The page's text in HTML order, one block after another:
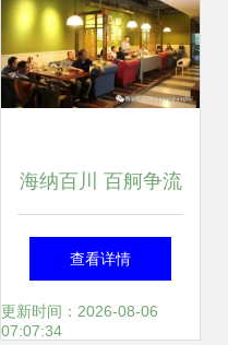
海纳百川 百舸争流
服务分会二季度工
作会议侧记
查看详情
更新时间：2026-08-06
07:07:34